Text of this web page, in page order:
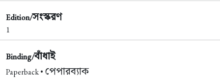
Edition/সংস্করণ
1
Binding/বাঁধাই
Paperback • পেপারব্যাক